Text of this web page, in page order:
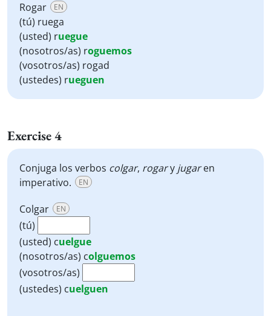
Rogar
EN
(tú) ruega
(usted) ruegue
(nosotros/as) roguemos
(vosotros/as) rogad
(ustedes) rueguen
Exercise 4
Conjuga los verbos colgar, rogary jugaren
imperativo.
EN
Colgar EN
(tú)
(usted) cuelgue
(nosotros/as) colguemos
(vosotros/as)
(ustedes) cuelguen